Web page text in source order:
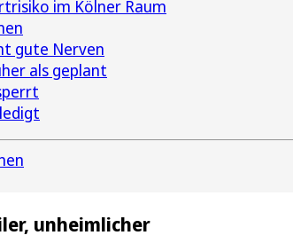
im Kölner Raum
gute Nerven
als geplant
unheimlicher